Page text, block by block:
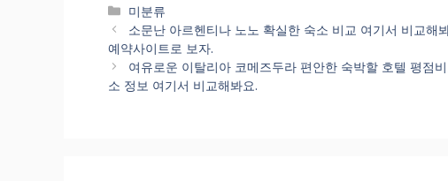
카
테
고
리
미분류
소문난 아르헨티나 노노 확실한 숙소 비교 여기서 비교
예약사이트로 보자.
여유로운 이탈리아 코메즈두라 편안한 숙박할 호텔 평
소 정보 여기서 비교해봐요.